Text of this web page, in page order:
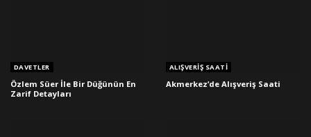
DAVETLER
Özlem Süer İle Bir Düğünün En
Zarif Detayları
ALIŞVERIŞ SAATI
Akmerkez’de Alışveriş Saati